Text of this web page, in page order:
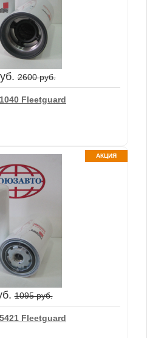
2600 руб.
Fleetguard
2600 руб.
Fleetguard
АКЦИЯ
1095 руб.
Fleetguard